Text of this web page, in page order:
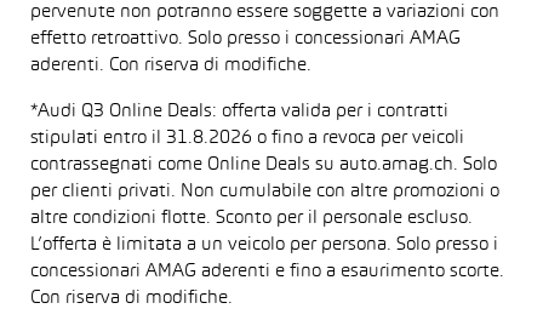
pervenute non potranno essere soggette a variazioni con
effetto retroattivo. Solo presso i concessionari AMAG
aderenti. Con riserva di modifiche.
*Audi Q3 Online Deals: offerta valida per i contratti
stipulati entro il 31.8.2026 o fino a revoca per veicoli
contrassegnati come Online Deals su auto.amag.ch. Solo
per clienti privati. Non cumulabile con altre promozioni o
altre condizioni flotte. Sconto per il personale escluso.
L’offerta è limitata a un veicolo per persona. Solo presso i
concessionari AMAG aderenti e fino a esaurimento scorte.
Con riserva di modifiche.